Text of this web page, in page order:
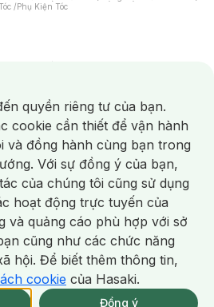
Nhanh Miễn Phí 2H Xem chi tiết
Mua online
/Phụ Kiện Tóc
/Mặt Nạ Xông Hơi /Nước Rửa Tay/
Đánh Răng /Bàn Chải Điện/
/Máy Tăm Nước/ Nước Súc Miệng/
/ Dung Dịch Vệ Sinh/Dưỡng Vùng Kín/
Vệ Sinh/Tampon/Bọt Cạo Râu /Dao Cạo Râu/
/ Mất Nước/ Da Lão Hóa/ Da Mụn/
Thâm / Nám / Tàn Nhang
Da Cơ Địa
Dụng Cụ / Máy Rửa Mặt Máy Chăm Sóc Da
quyền riêng tư của bạn.
cookie cần thiết để vận hành
và đồng hành cùng bạn trong
Với sự đồng ý của bạn,
của chúng tôi cũng sử dụng
hoạt động trực tuyến của
và quảng cáo phù hợp với sở
cũng như các chức năng
hội. Để biết thêm thông tin,
cookie của Hasaki.
Đồng ý